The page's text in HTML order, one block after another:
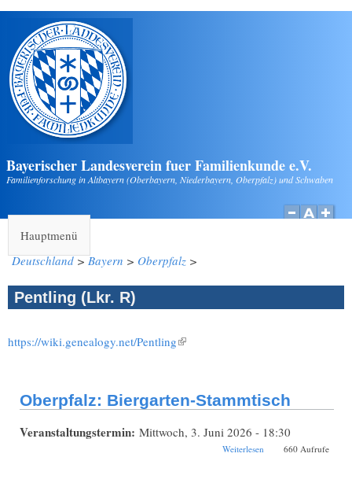
Direkt zum Inhalt
Bayerischer Landesverein fuer Familienkunde e.V.
Familienforschung in Altbayern (Oberbayern, Niederbayern, Oberpfalz) und Schwaben
Hauptmenü
Deutschland>Bayern > Oberpfalz >
Pentling (Lkr. R)
https://wiki.genealogy.net/Pentling(Link ist extern)
Oberpfalz: Biergarten-Stammtisch
Veranstaltungstermin: Mittwoch, 3. Juni 2026 - 18:30
Weiterlesen über Oberpfalz:
660 Aufrufe